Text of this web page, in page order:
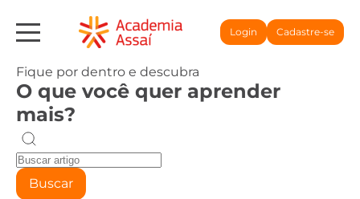
Login Cadastre-se
Fique por dentro e descubra
O que você quer aprender
mais?
Buscar